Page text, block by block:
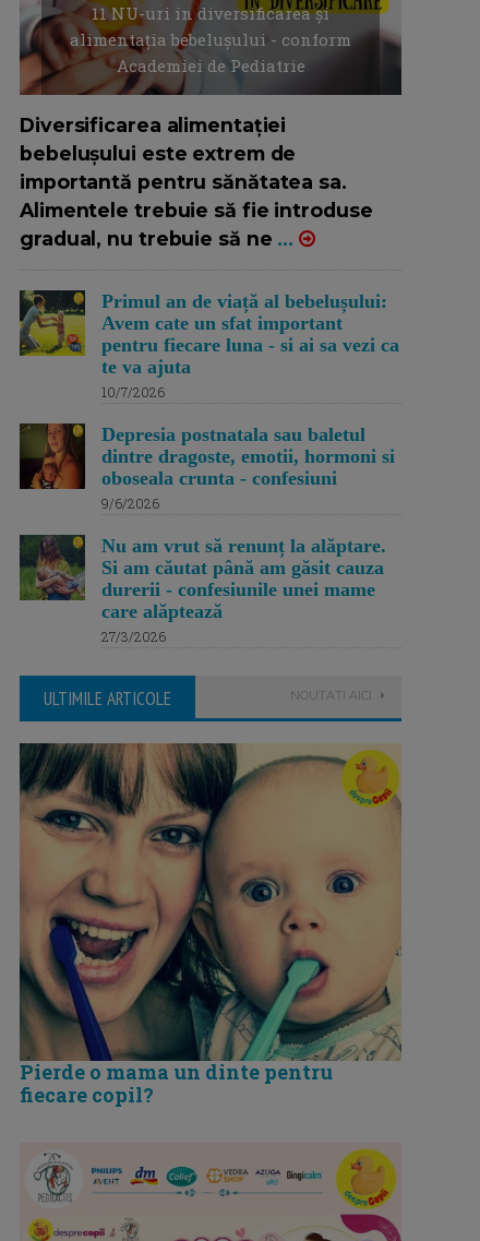
11 NU-uri in diversificarea și
alimentația bebelușului - conform
Academiei de Pediatrie
Diversificarea alimentației
bebelușului este extrem de
importantă pentru sănătatea sa.
Alimentele trebuie să fie introduse
gradual, nu trebuie să ne ...
Primul an de viață al bebelușului:
Avem cate un sfat important
pentru fiecare luna - si ai sa vezi ca
te va ajuta
10/7/2026
Depresia postnatala sau baletul
dintre dragoste, emotii, hormoni si
oboseala crunta - confesiuni
9/6/2026
Nu am vrut să renunț la alăptare.
Si am căutat până am găsit cauza
durerii - confesiunile unei mame
care alăptează
27/3/2026
ULTIMILE ARTICOLE NOUTATI AICI
Pierde o mama un dinte pentru
fiecare copil?